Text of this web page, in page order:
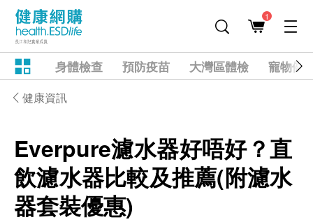
1
身體檢查 預防疫苗 大灣區體檢 寵物健
健康資訊
Everpure濾水器好唔好？直
飲濾水器比較及推薦(附濾水
器套裝優惠)